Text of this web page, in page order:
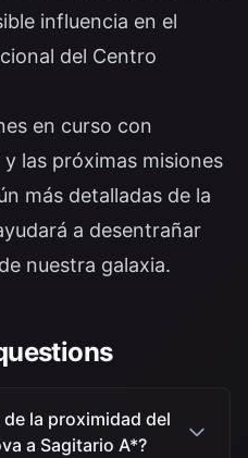
influencia en el
del Centro
en curso con
las próximas misiones
más detalladas de la
a desentrañar
nuestra galaxia.
la proximidad del
a Sagitario A*?